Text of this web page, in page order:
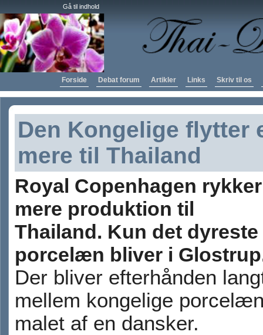
Gå til indhold
Forside Debat forum Artikler Links Skriv til os
Den Kongelige flytter
mere til Thailand
Royal Copenhagen rykker
mere produktion til
Thailand. Kun det dyreste
porcelæn bliver i
Der bliver efterhånden
mellem kongelige
malet af en dansker.